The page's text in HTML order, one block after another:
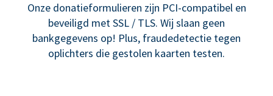
Onze donatieformulieren zijn PCI-compatibel en
beveiligd met SSL / TLS. Wij slaan geen
bankgegevens op! Plus, fraudedetectie tegen
oplichters die gestolen kaarten testen.